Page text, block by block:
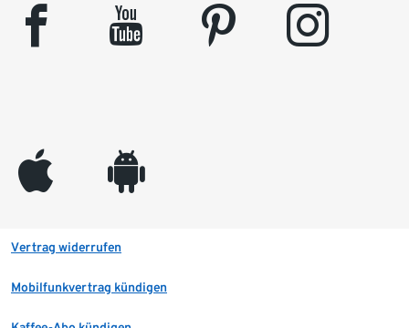
facebook youtube pinterest instagram
appleinc android
Vertrag widerrufen
Mobilfunkvertrag kündigen